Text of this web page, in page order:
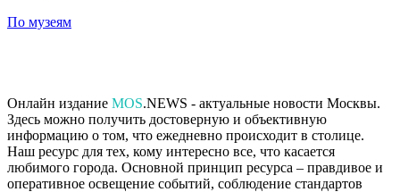
По музеям
Онлайн издание MOS.NEWS - актуальные новости Москвы.
Здесь можно получить достоверную и объективную
информацию о том, что ежедневно происходит в столице.
Наш ресурс для тех, кому интересно все, что касается
любимого города. Основной принцип ресурса – правдивое и
оперативное освещение событий, соблюдение стандартов